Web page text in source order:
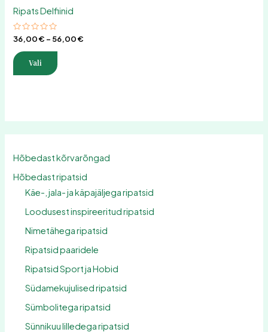
Hõbedast kõrvarõngad
Hõbedast ripatsid
Käe-, jala- ja käpajäljega ripatsid
Loodusest inspireeritud ripatsid
Nimetähega ripatsid
Ripatsid paaridele
Ripatsid Sport ja Hobid
Südamekujulised ripatsid
Sümbolitega ripatsid
Sünnikuu lilledega ripatsid
Ripats Delfiinid
Hinnanguga
0
5
36,00€ – 56,00€
Vali